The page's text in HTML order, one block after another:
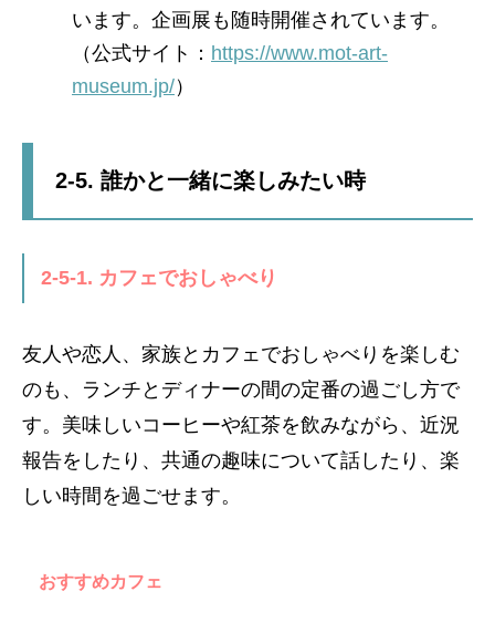
います。企画展も随時開催されています。
（公式サイト： https://www.mot-art-
museum.jp/）
2-5. 誰かと一緒に楽しみたい時
2-5-1. カフェでおしゃべり
友人や恋人、家族とカフェでおしゃべりを楽しむ
のも、ランチとディナーの間の定番の過ごし方で
す。美味しいコーヒーや紅茶を飲みながら、近況
報告をしたり、共通の趣味について話したり、楽
しい時間を過ごせます。
おすすめカフェ